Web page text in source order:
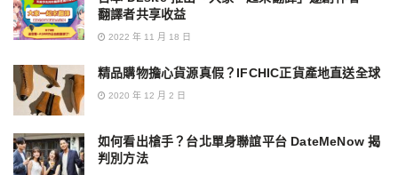
翻譯者共享收益
2022 年 11 月 18 日
精品購物擔心貨源真假？IFCHIC正貨產地直送全球
2020 年 12 月 2 日
如何看出槍手？台北單身聯誼平台 DateMeNow 揭
判別方法